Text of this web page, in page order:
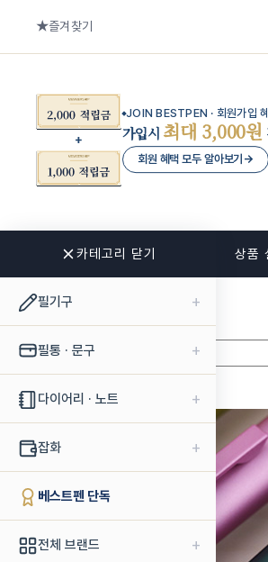
즐겨찾기
JOIN BESTPEN · 회원가입
가입시 최대 3,000원
회원 혜택 모두 알아보기 →
카테고리 닫기
필기구 +
필통 · 문구 +
다이어리 · 노트 +
잡화 +
베스트펜 단독
전체 브랜드 +
관련 상품 상품